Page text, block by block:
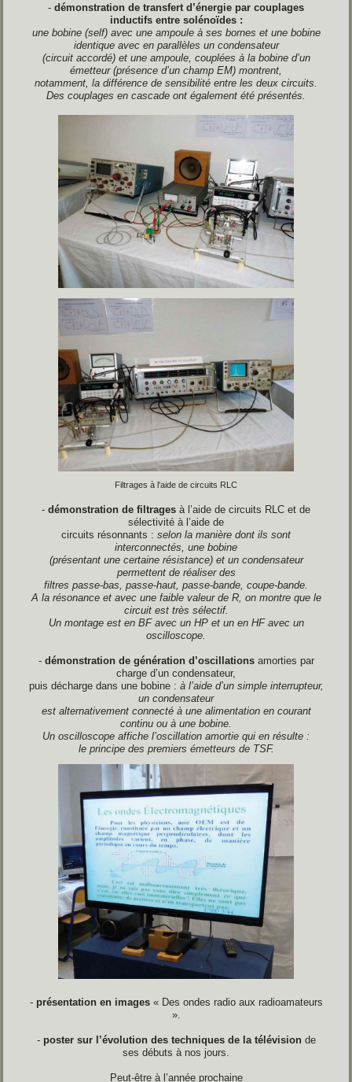
- démonstration de transfert d’énergie par couplages
inductifs entre solénoïdes :
une bobine (self) avec une ampoule à ses bornes et une bobine
identique avec en parallèles un condensateur
(circuit accordé) et une ampoule, couplées à la bobine d’un
émetteur (présence d’un champ EM) montrent,
notamment, la différence de sensibilité entre les deux circuits.
Des couplages en cascade ont également été présentés.
Filtrages à l'aide de circuits RLC
- démonstration de filtrages à l’aide de circuits RLC et de
sélectivité à l’aide de
circuits résonnants : selon la manière dont ils sont
interconnectés, une bobine
(présentant une certaine résistance) et un condensateur
permettent de réaliser des
filtres passe-bas, passe-haut, passe-bande, coupe-bande.
A la résonance et avec une faible valeur de R, on montre que le
circuit est très sélectif.
Un montage est en BF avec un HP et un en HF avec un
oscilloscope.
- démonstration de génération d’oscillationsamorties par
charge d’un condensateur,
puis décharge dans une bobine : à l’aide d’un simple interrupteur,
un condensateur
est alternativement connecté à une alimentation en courant
continu ou à une bobine.
Un oscilloscope affiche l’oscillation amortie qui en résulte :
le principe des premiers émetteurs de TSF.
- présentation en images« Des ondes radio aux radioamateurs
».
- poster sur l’évolution des techniques de la télévision de
ses débuts à nos jours.
Peut-être à l’année prochaine